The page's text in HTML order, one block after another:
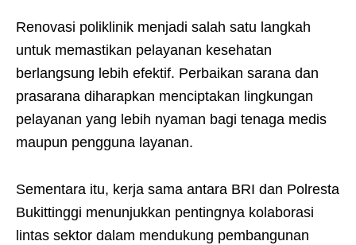
Renovasi poliklinik menjadi salah satu langkah
untuk memastikan pelayanan kesehatan
berlangsung lebih efektif. Perbaikan sarana dan
prasarana diharapkan menciptakan lingkungan
pelayanan yang lebih nyaman bagi tenaga medis
maupun pengguna layanan.
Sementara itu, kerja sama antara BRI dan Polresta
Bukittinggi menunjukkan pentingnya kolaborasi
lintas sektor dalam mendukung pembangunan